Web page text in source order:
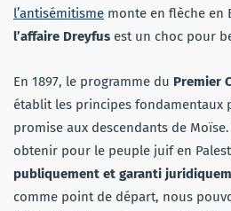
l’antisémitisme monte en flèche en
l’affaire Dreyfus est un choc pour
En 1897, le programme du Premier
établit les principes fondamentaux
promise aux descendants de Moïse.
obtenir pour le peuple juif en
publiquement et garanti
comme point de départ, nous